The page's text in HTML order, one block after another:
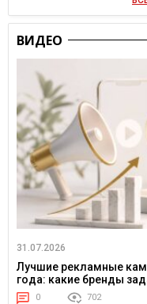
ВИДЕО
31.07.2026
Лучшие рекламные
года: какие бренды
0 702